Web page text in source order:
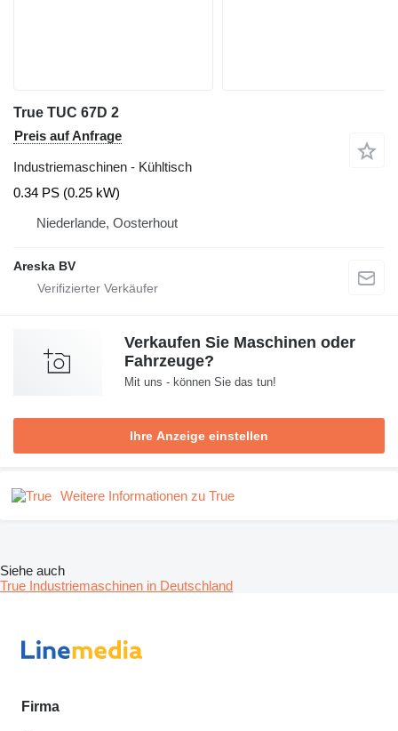
True TUC 67D 2
Preis auf Anfrage
Industriemaschinen - Kühltisch
0.34 PS (0.25 kW)
Niederlande, Oosterhout
Areska BV
Verkaufen Sie Maschinen oder
Fahrzeuge?
Mit uns - können Sie das tun!
Ihre Anzeige einstellen
Weitere Informationen zu True
Siehe auch
True Industriemaschinen in Deutschland
Firma